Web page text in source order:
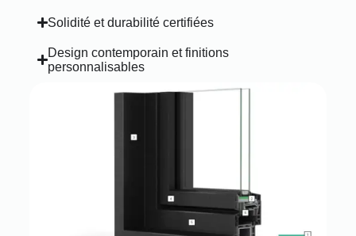
Solidité et durabilité certifiées
Design contemporain et finitions
personnalisables